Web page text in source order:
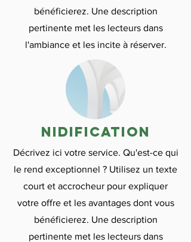
bénéficierez. Une description
pertinente met les lecteurs dans
l'ambiance et les incite à réserver.
nidification
Décrivez ici votre service. Qu'est-ce qui
le rend exceptionnel ? Utilisez un texte
court et accrocheur pour expliquer
votre offre et les avantages dont vous
bénéficierez. Une description
pertinente met les lecteurs dans